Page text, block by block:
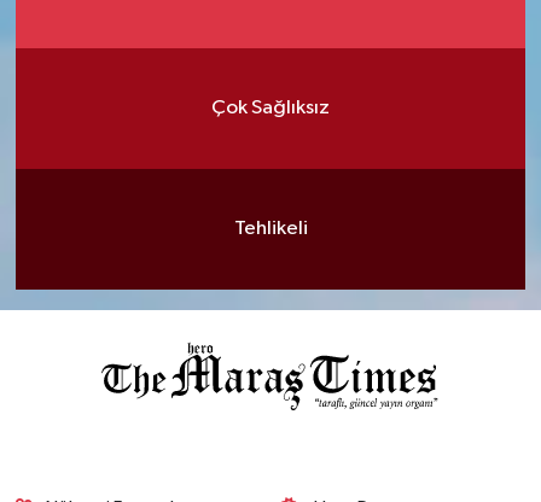
Çok Sağlıksız
Tehlikeli